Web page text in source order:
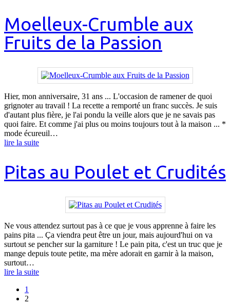
Moelleux-Crumble aux
Fruits de la Passion
Hier, mon anniversaire, 31 ans ... L'occasion de ramener de quoi
grignoter au travail ! La recette a remporté un franc succès. Je suis
d'autant plus fière, je l'ai pondu la veille alors que je ne savais pas
quoi faire. Et comme j'ai plus ou moins toujours tout à la maison ... *
mode écureuil…
lire la suite
Pitas au Poulet et Crudités
Ne vous attendez surtout pas à ce que je vous apprenne à faire les
pains pita ... Ça viendra peut être un jour, mais aujourd'hui on va
surtout se pencher sur la garniture ! Le pain pita, c'est un truc que je
mange depuis toute petite, ma mère adorait en garnir à la maison,
surtout…
lire la suite
1
2